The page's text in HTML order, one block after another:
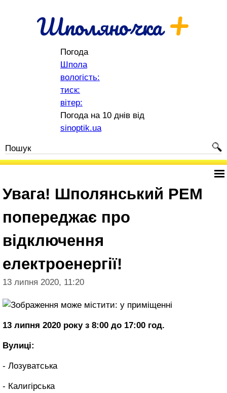
Шполяночка+
Погода
Шпола
вологість:
тиск:
вітер:
Погода на 10 днів від
sinoptik.ua
Увага! Шполянський РЕМ
попереджає про
відключення
електроенергії!
13 липня 2020, 11:20
13 липня 2020 року з 8:00 до 17:00 год.
Вулиці:
- Лозуватська
- Калигірська